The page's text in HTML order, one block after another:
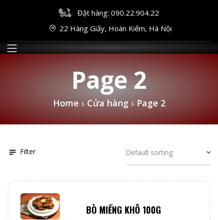
Đặt hàng: 090.22.904.22
22 Hàng Giấy, Hoàn Kiếm, Hà Nội
Page 2
Home Cửa hàng Page 2
Filter
BÒ MIẾNG KHÔ 100G